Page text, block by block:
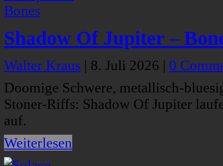
Shadow Of Jupiter –
Walter Kraus | 8. Juli 2026 | 0
Doomige Schwere, metallisch-
Stoner-Riffs: Shadow Of Jupiter
auf.
Weiterlesen